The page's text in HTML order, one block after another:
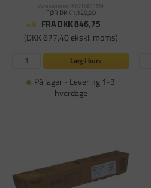
Varenummer: KYOTK8115M
FØR DKK 1.129,00
FRA DKK 846,75
(DKK 677,40 ekskl. moms)
Læg i kurv
På lager - Levering 1-3
hverdage